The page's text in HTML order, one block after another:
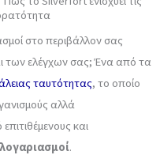
στο περιβάλλον σας
των ελέγχων σας; Ένα από τα
ταυτότητας, το οποίο
αλλά
και
.